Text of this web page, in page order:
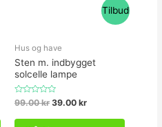
Tilbud
Hus og have
Sten m. indbygget
solcelle lampe
Vurderet
0
af
99.00kr 39.00 kr